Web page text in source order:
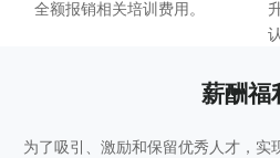
全额报销相关培训费用。
薪酬福
为了吸引、激励和保留优秀人才，实